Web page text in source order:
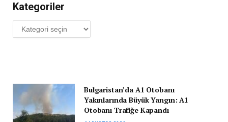
Kategoriler
Kategoriler
Bulgaristan’da A1 Otobanı
Yakınlarında Büyük Yangın: A1
Otobanı Trafiğe Kapandı